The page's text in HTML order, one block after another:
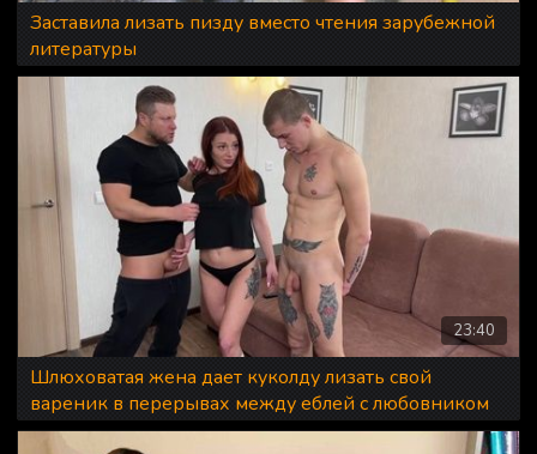
Заставила лизать пизду вместо чтения зарубежной
литературы
23:40
Шлюховатая жена дает куколду лизать свой
вареник в перерывах между еблей с любовником